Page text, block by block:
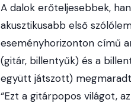
A dalok erőteljesebbek,
akusztikusabb első
eseményhorizonton című
(gitár, billentyűk) és a
együtt játszott)
“Ezt a gitárpopos világot,